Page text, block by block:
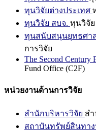
ทุนวิจัยต่างประเทศ
ทุนวิจัย สบจ. ทุนวิจัย
ทุนสนับสนุนยุทธศา
การวิจัย
The Second Century
Fund Office (C2F)
หน่วยงานด้านการวิจัย
สำนักบริหารวิจัย ส
สถาบันทรัพย์สินทา